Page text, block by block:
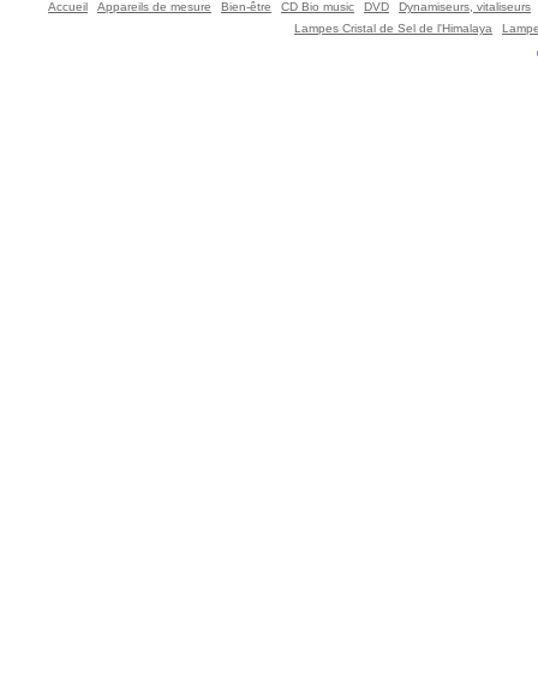
Accueil Appareils de mesure Bien-être CD Bio music DVD
Dynamiseurs, vitaliseurs
Lampes Cristal de Sel de l'Himalaya